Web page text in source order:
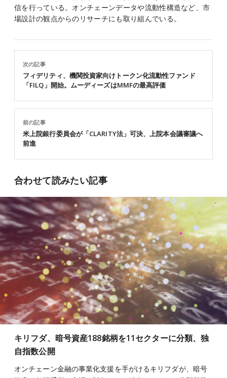
信を行っている。オンチェーンデータや流動性構造など、市
場設計の観点からのリサーチにも取り組んでいる。
前の記事
米上院銀行委員会が「CLARITY法」可決、上院本会議審議へ
前進
次の記事
フィデリティ、機関投資家向けトークン化流動性ファンド
「FILQ」開始。ムーディーズはMMFの最高評価
合わせて読みたい記事
キリフダ、暗号資産188銘柄を11セクターに分類、独
自指数公開
オンチェーン金融の事業化支援を手がけるキリフダが、暗号